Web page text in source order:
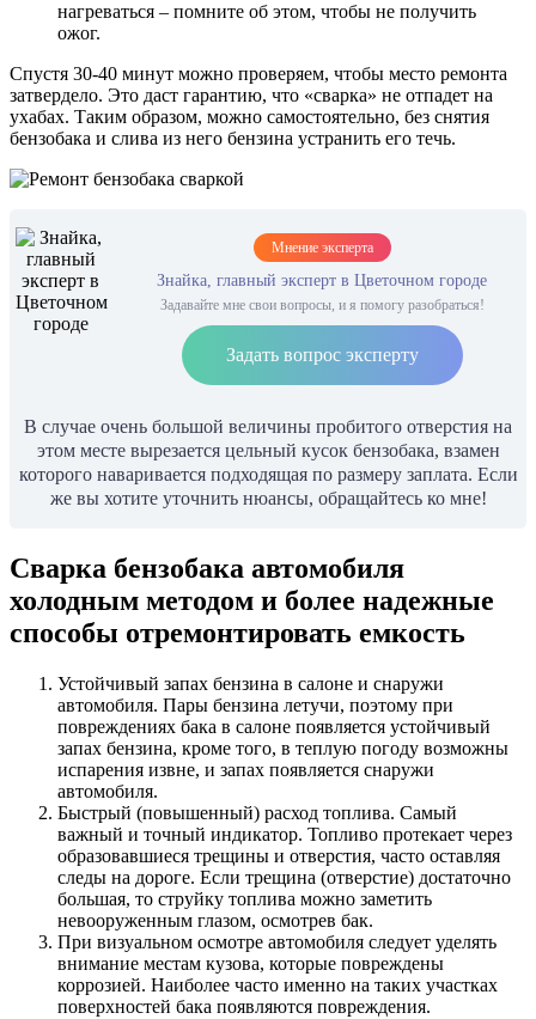
нагреваться – помните об этом, чтобы не получить
ожог.
Спустя 30-40 минут можно проверяем, чтобы место ремонта
затвердело. Это даст гарантию, что «сварка» не отпадет на
ухабах. Таким образом, можно самостоятельно, без снятия
бензобака и слива из него бензина устранить его течь.
Мнение эксперта
Знайка, главный эксперт в Цветочном городе
Задавайте мне свои вопросы, и я помогу разобраться!
Задать вопрос эксперту
В случае очень большой величины пробитого отверстия на
этом месте вырезается цельный кусок бензобака, взамен
которого наваривается подходящая по размеру заплата. Если
же вы хотите уточнить нюансы, обращайтесь ко мне!
Сварка бензобака автомобиля
холодным методом и более надежные
способы отремонтировать емкость
Устойчивый запах бензина в салоне и снаружи
автомобиля. Пары бензина летучи, поэтому при
повреждениях бака в салоне появляется устойчивый
запах бензина, кроме того, в теплую погоду возможны
испарения извне, и запах появляется снаружи
автомобиля.
Быстрый (повышенный) расход топлива. Самый
важный и точный индикатор. Топливо протекает через
образовавшиеся трещины и отверстия, часто оставляя
следы на дороге. Если трещина (отверстие) достаточно
большая, то струйку топлива можно заметить
невооруженным глазом, осмотрев бак.
При визуальном осмотре автомобиля следует уделять
внимание местам кузова, которые повреждены
коррозией. Наиболее часто именно на таких участках
поверхностей бака появляются повреждения.